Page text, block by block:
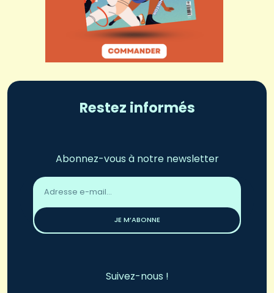
Restez informés
Abonnez-vous à notre newsletter
Adresse
email
JE M’ABONNE
Suivez-nous !